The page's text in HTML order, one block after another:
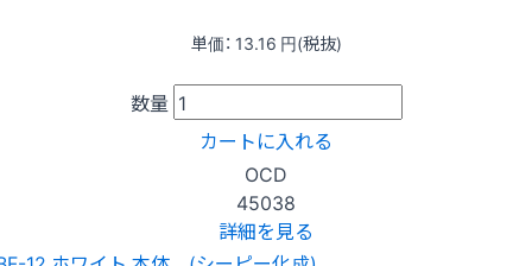
単価： 13.16 円(税抜)
数量
カートに入れる
OCD
45038
詳細を見る